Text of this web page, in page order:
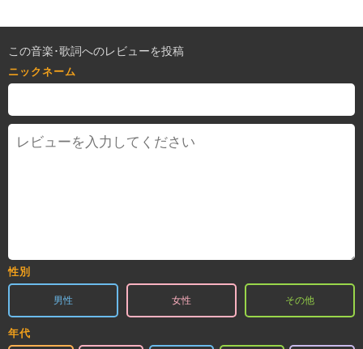
この音楽･歌詞へのレビューを投稿
ニックネーム
性別
男性 女性 その他
年代